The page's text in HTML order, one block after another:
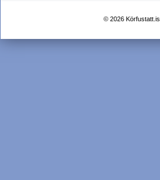
© 2026 Körfustatt.is